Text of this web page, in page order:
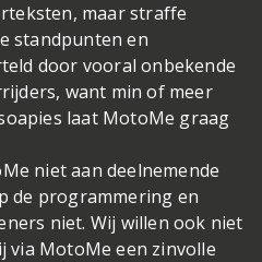
maar straffe
standpunten en
door vooral onbekende
want min of meer
laat MotoMe graag
niet aan deelnemende
de programmering en
niet. Wij willen ook niet
via MotoMe een zinvolle